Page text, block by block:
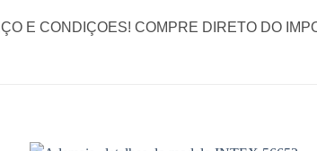
E CONDIÇOES! COMPRE DIRETO DO